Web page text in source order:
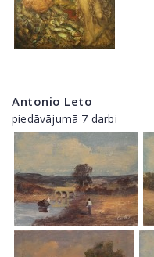
Antonio Leto
piedāvājumā 7 darbi